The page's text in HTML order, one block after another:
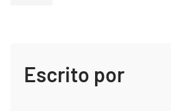
Escrito por